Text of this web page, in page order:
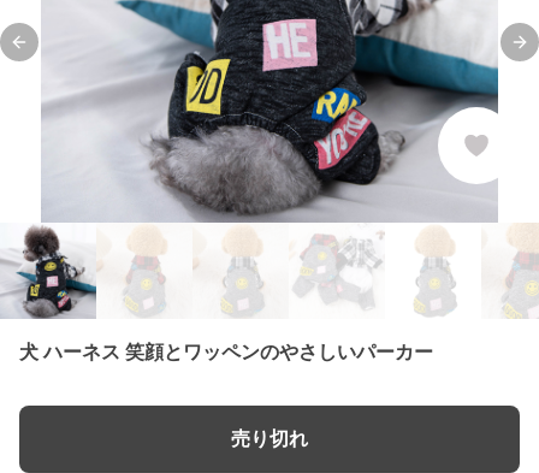
Previous slide
犬 ハーネス 笑顔とワッペンのやさしいパーカー
売り切れ